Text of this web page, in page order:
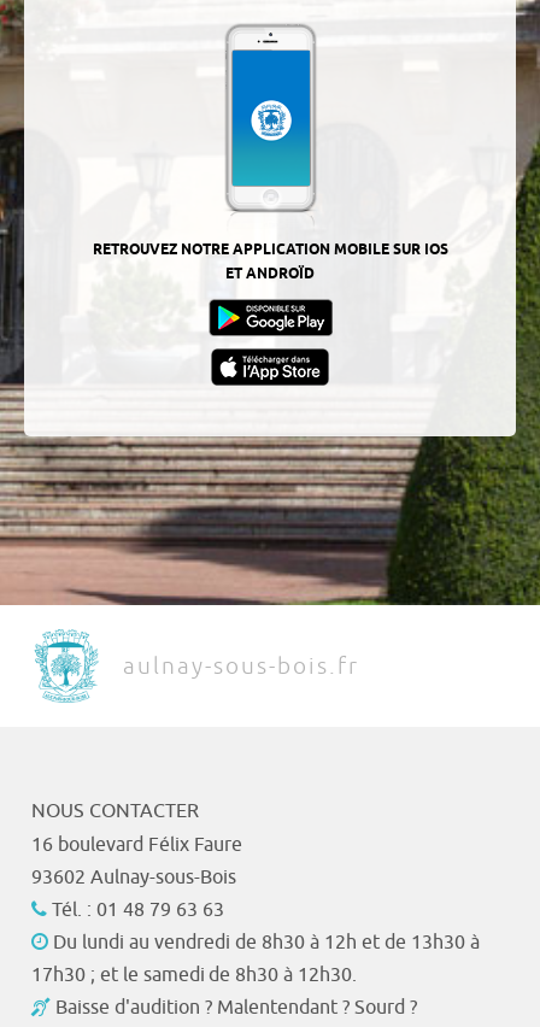
RETROUVEZ NOTRE APPLICATION MOBILE SUR IOS
ET ANDROÏD
aulnay-sous-bois.fr
NOUS CONTACTER
16 boulevard Félix Faure
93602 Aulnay-sous-Bois
Tél. : 01 48 79 63 63
Du lundi au vendredi de 8h30 à 12h et de 13h30 à
17h30 ; et le samedi de 8h30 à 12h30.
Baisse d'audition ? Malentendant ? Sourd ?